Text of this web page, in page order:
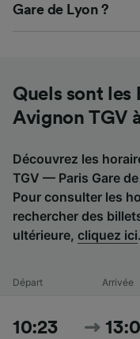
Gare de Lyon ?
Quels sont les
Avignon TGV
Découvrez les
TGV — Paris Gare
Pour consulter les
rechercher des
ultérieure, cliquez ici.
Départ Arrivée
10:23